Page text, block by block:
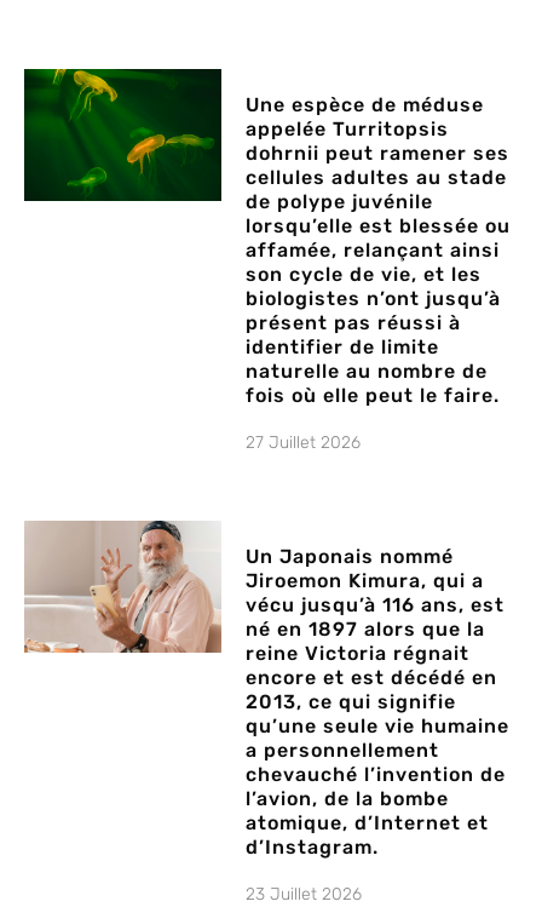
Une espèce de méduse
appelée Turritopsis
dohrnii peut ramener ses
cellules adultes au stade
de polype juvénile
lorsqu’elle est blessée ou
affamée, relançant ainsi
son cycle de vie, et les
biologistes n’ont jusqu’à
présent pas réussi à
identifier de limite
naturelle au nombre de
fois où elle peut le faire.
27 Juillet 2026
Un Japonais nommé
Jiroemon Kimura, qui a
vécu jusqu’à 116 ans, est
né en 1897 alors que la
reine Victoria régnait
encore et est décédé en
2013, ce qui signifie
qu’une seule vie humaine
a personnellement
chevauché l’invention de
l’avion, de la bombe
atomique, d’Internet et
d’Instagram.
23 Juillet 2026